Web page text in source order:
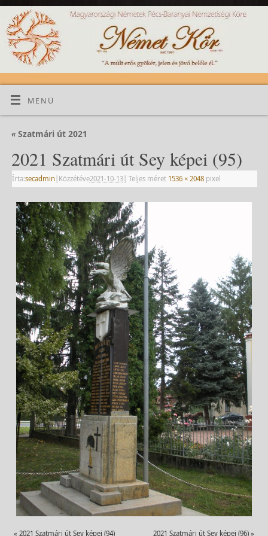
MENÜ
«Szatmári út 2021
2021 Szatmári út Sey képei (95)
Írta:secadmin | Közzétéve2021-10-13| Teljes méret 1536 × 2048pixel
« 2021 Szatmári út Sey képei (94) 2021 Szatmári út Sey képei (96) »